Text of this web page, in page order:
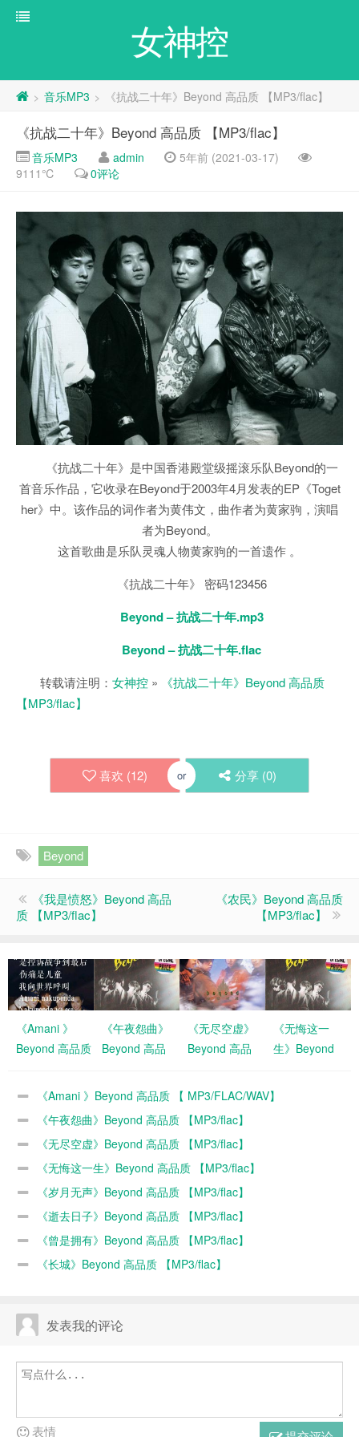
女神控
> 音乐MP3 > 《抗战二十年》Beyond 高品质 【MP3/flac】
《抗战二十年》Beyond 高品质 【MP3/flac】
音乐MP3 admin
5年前 (2021-03-17)
9111℃
0评论
《抗战二十年》是中国香港殿堂级摇滚乐队Beyond的一
首音乐作品，它收录在Beyond于2003年4月发表的EP《Toget
her》中。该作品的词作者为黄伟文，曲作者为黄家驹，演唱
者为Beyond。
这首歌曲是乐队灵魂人物黄家驹的一首遗作 。
《抗战二十年》 密码123456
Beyond – 抗战二十年.mp3
Beyond – 抗战二十年.flac
转载请注明： 女神控 »
《抗战二十年》Beyond 高品质
【MP3/flac】
喜欢 (12) or 分享 (0)
Beyond
《我是愤怒》Beyond 高品
质 【MP3/flac】
《农民》Beyond 高品质
【MP3/flac】
《Amani 》
Beyond 高品质 【
《午夜怨曲》
Beyond 高品
【MP3/flac】
《无尽空虚》
Beyond 高品
【MP3/flac】
《无悔这一
生》Beyond
【MP3/flac】
《Amani 》Beyond 高品质 【 MP3/FLAC/WAV】
《午夜怨曲》Beyond 高品质 【MP3/flac】
《无尽空虚》Beyond 高品质 【MP3/flac】
《无悔这一生》Beyond 高品质 【MP3/flac】
《岁月无声》Beyond 高品质 【MP3/flac】
《逝去日子》Beyond 高品质 【MP3/flac】
《曾是拥有》Beyond 高品质 【MP3/flac】
《长城》Beyond 高品质 【MP3/flac】
发表我的评论
表情